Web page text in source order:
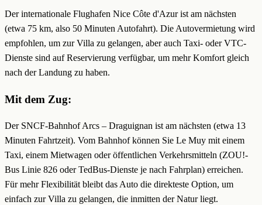
Der internationale Flughafen Nice Côte d'Azur ist am nächsten
(etwa 75 km, also 50 Minuten Autofahrt). Die Autovermietung wird
empfohlen, um zur Villa zu gelangen, aber auch Taxi- oder VTC-
Dienste sind auf Reservierung verfügbar, um mehr Komfort gleich
nach der Landung zu haben.
Mit dem Zug:
Der SNCF-Bahnhof Arcs – Draguignan ist am nächsten (etwa 13
Minuten Fahrtzeit). Vom Bahnhof können Sie Le Muy mit einem
Taxi, einem Mietwagen oder öffentlichen Verkehrsmitteln (ZOU!-
Bus Linie 826 oder TedBus-Dienste je nach Fahrplan) erreichen.
Für mehr Flexibilität bleibt das Auto die direkteste Option, um
einfach zur Villa zu gelangen, die inmitten der Natur liegt.